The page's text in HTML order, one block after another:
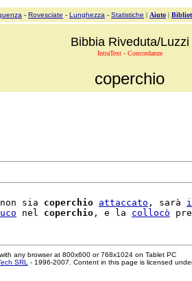
- Rovesciate - Lunghezza - Statistiche | Aiuto |
Bibbia Riveduta/Luzzi
IntraText - Concordanze
coperchio
sia coperchio attaccato , sarà
nel coperchio , e la collocò
any browser at 800x600 or 768x1024 on Tablet PC
SRL - 1996-2007. Content in this page is licensed